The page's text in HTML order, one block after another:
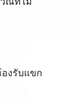
งรับแขก